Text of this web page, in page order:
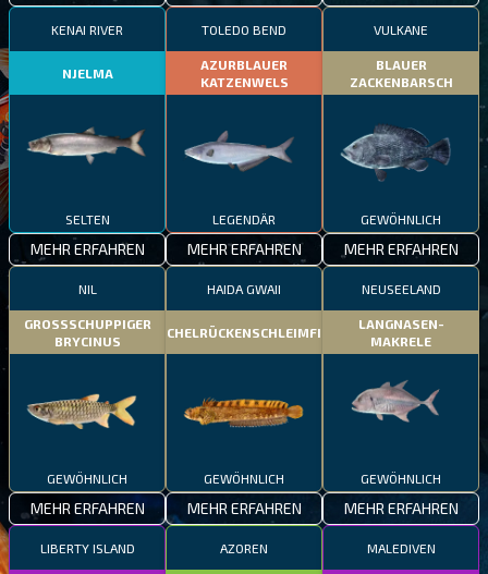
KENAI RIVER
NJELMA
SELTEN
MEHR ERFAHREN
TOLEDO BEND
AZURBLAUER
KATZENWELS
LEGENDÄR
MEHR ERFAHREN
VULKANE
BLAUER
ZACKENBARSCH
GEWÖHNLICH
MEHR ERFAHREN
NIL
GROSSSCHUPPIGER
BRYCINUS
GEWÖHNLICH
MEHR ERFAHREN
HAIDA GWAII
STACHELRÜCKENSCHLEIMFISCH
GEWÖHNLICH
MEHR ERFAHREN
NEUSEELAND
LANGNASEN-
MAKRELE
GEWÖHNLICH
MEHR ERFAHREN
LIBERTY ISLAND AZOREN MALEDIVEN